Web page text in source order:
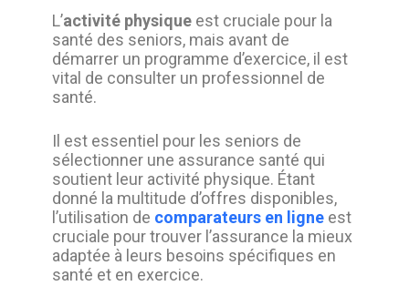
L’activité physiqueest cruciale pour la
santé des seniors, mais avant de
démarrer un programme d’exercice, il est
vital de consulter un professionnel de
santé.
Il est essentiel pour les seniors de
sélectionner une assurance santé qui
soutient leur activité physique. Étant
donné la multitude d’offres disponibles,
l’utilisation de comparateurs en ligneest
cruciale pour trouver l’assurance la mieux
adaptée à leurs besoins spécifiques en
santé et en exercice.